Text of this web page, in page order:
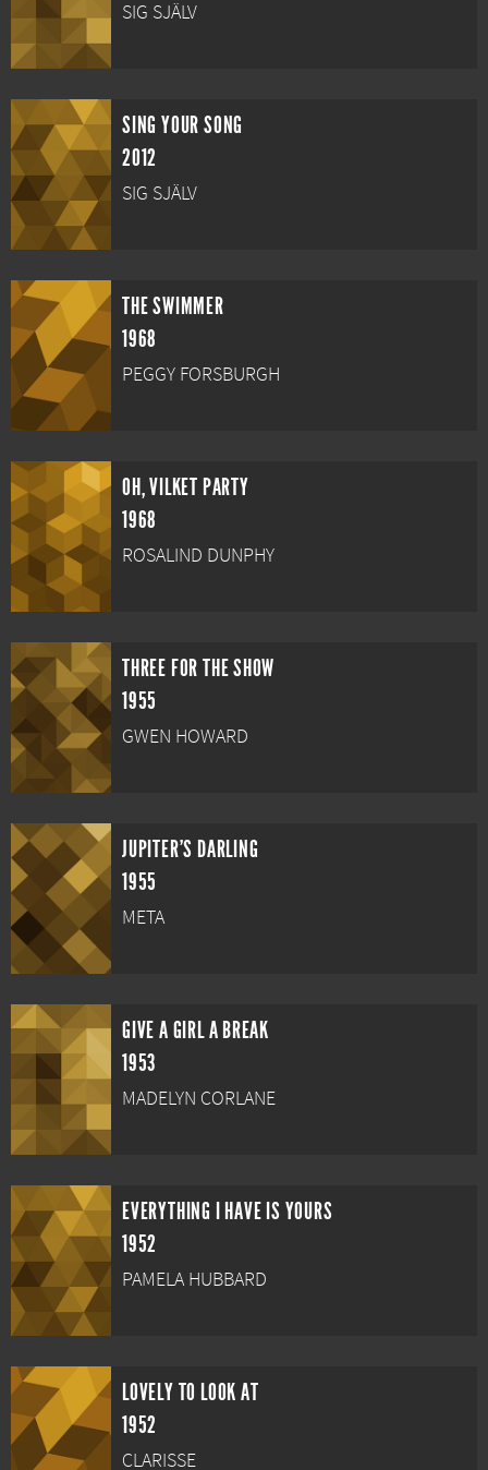
SIG SJÄLV
SING YOUR SONG
2012
SIG SJÄLV
THE SWIMMER
1968
PEGGY FORSBURGH
OH, VILKET PARTY
1968
ROSALIND DUNPHY
THREE FOR THE SHOW
1955
GWEN HOWARD
JUPITER'S DARLING
1955
META
GIVE A GIRL A BREAK
1953
MADELYN CORLANE
EVERYTHING I HAVE IS YOURS
1952
PAMELA HUBBARD
LOVELY TO LOOK AT
1952
CLARISSE